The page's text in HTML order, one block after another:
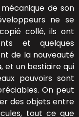
de son
ne se
collé, ils ont
et quelques
de la nouveauté
, et un bestiaire qui
pouvoirs sont
On peut
des objets entre
tout ce que